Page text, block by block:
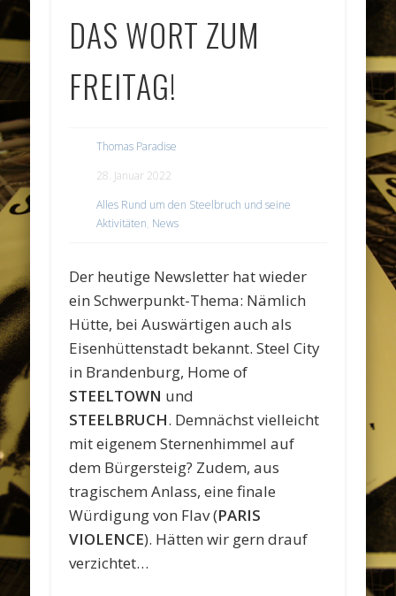
DAS WORT ZUM
FREITAG!
Thomas Paradise
28. Januar 2022
Alles Rund um den Steelbruch und seine
Aktivitäten, News
Der heutige Newsletter hat wieder
ein Schwerpunkt-Thema: Nämlich
Hütte, bei Auswärtigen auch als
Eisenhüttenstadt bekannt. Steel City
in Brandenburg, Home of
STEELTOWN und
STEELBRUCH. Demnächst vielleicht
mit eigenem Sternenhimmel auf
dem Bürgersteig? Zudem, aus
tragischem Anlass, eine finale
Würdigung von Flav (PARIS
VIOLENCE). Hätten wir gern drauf
verzichtet…